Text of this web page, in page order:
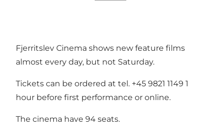
Fjerritslev Cinema shows new feature films
almost every day, but not Saturday.
Tickets can be ordered at tel. +45 9821 1149 1
hour before first performance or online.
The cinema have 94 seats.